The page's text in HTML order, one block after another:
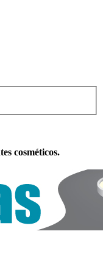
cosméticos.